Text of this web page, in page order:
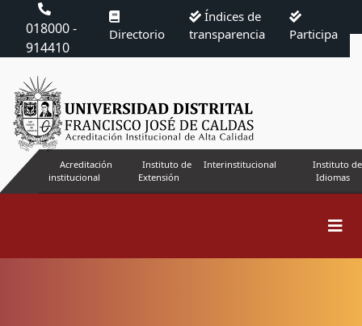
018000 -
914410
Directorio
Índices de
transparencia
Participa
Acreditación
institucional
Instituto de
Extensión
Interinstitucional
Instituto de
Idiomas